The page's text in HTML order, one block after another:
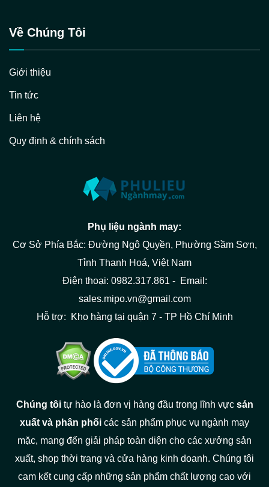
Về Chúng Tôi
Giới thiệu
Tin tức
Liên hệ
Quy định & chính sách
Phụ liệu ngành may:
Cơ Sở Phía Bắc: Đường Ngô Quyền, Phường Sầm Sơn,
Tỉnh Thanh Hoá, Việt Nam
Điện thoại: 0982.317.861 - Email:
sales.mipo.vn@gmail.com
Hỗ trợ: Kho hàng tại quận 7 - TP Hồ Chí Minh
Chúng tôitự hào là đơn vị hàng đầu trong lĩnh vực sản
xuất và phân phối các sản phẩm phục vụ ngành may
mặc, mang đến giải pháp toàn diện cho các xưởng sản
xuất, shop thời trang và cửa hàng kinh doanh. Chúng tôi
cam kết cung cấp những sản phẩm chất lượng cao với